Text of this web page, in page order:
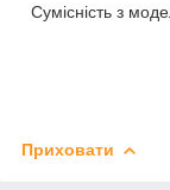
Сумісність з
Приховати